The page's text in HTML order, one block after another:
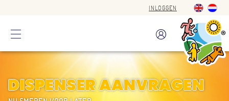
INLOGGEN
DISPENSER AANVRAGEN